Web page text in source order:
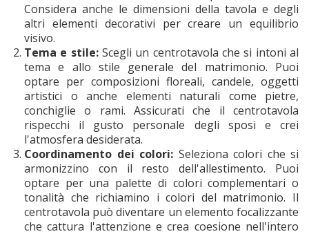
Considera anche le dimensioni della tavola e degli
altri elementi decorativi per creare un equilibrio
visivo.
Tema e stile:Scegli un centrotavola che si intoni al
tema e allo stile generale del matrimonio. Puoi
optare per composizioni floreali, candele, oggetti
artistici o anche elementi naturali come pietre,
conchiglie o rami. Assicurati che il centrotavola
rispecchi il gusto personale degli sposi e crei
l'atmosfera desiderata.
Coordinamento dei colori: Seleziona colori che si
armonizzino con il resto dell'allestimento. Puoi
optare per una palette di colori complementari o
tonalità che richiamino i colori del matrimonio. Il
centrotavola può diventare un elemento focalizzante
che cattura l'attenzione e crea coesione nell'intero